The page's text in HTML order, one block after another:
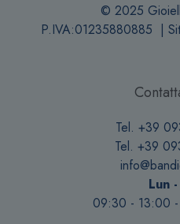
© 2025
P.IVA:01235880885 |
Tel. +39
Tel. +39
Lun
09:30 - 13:00